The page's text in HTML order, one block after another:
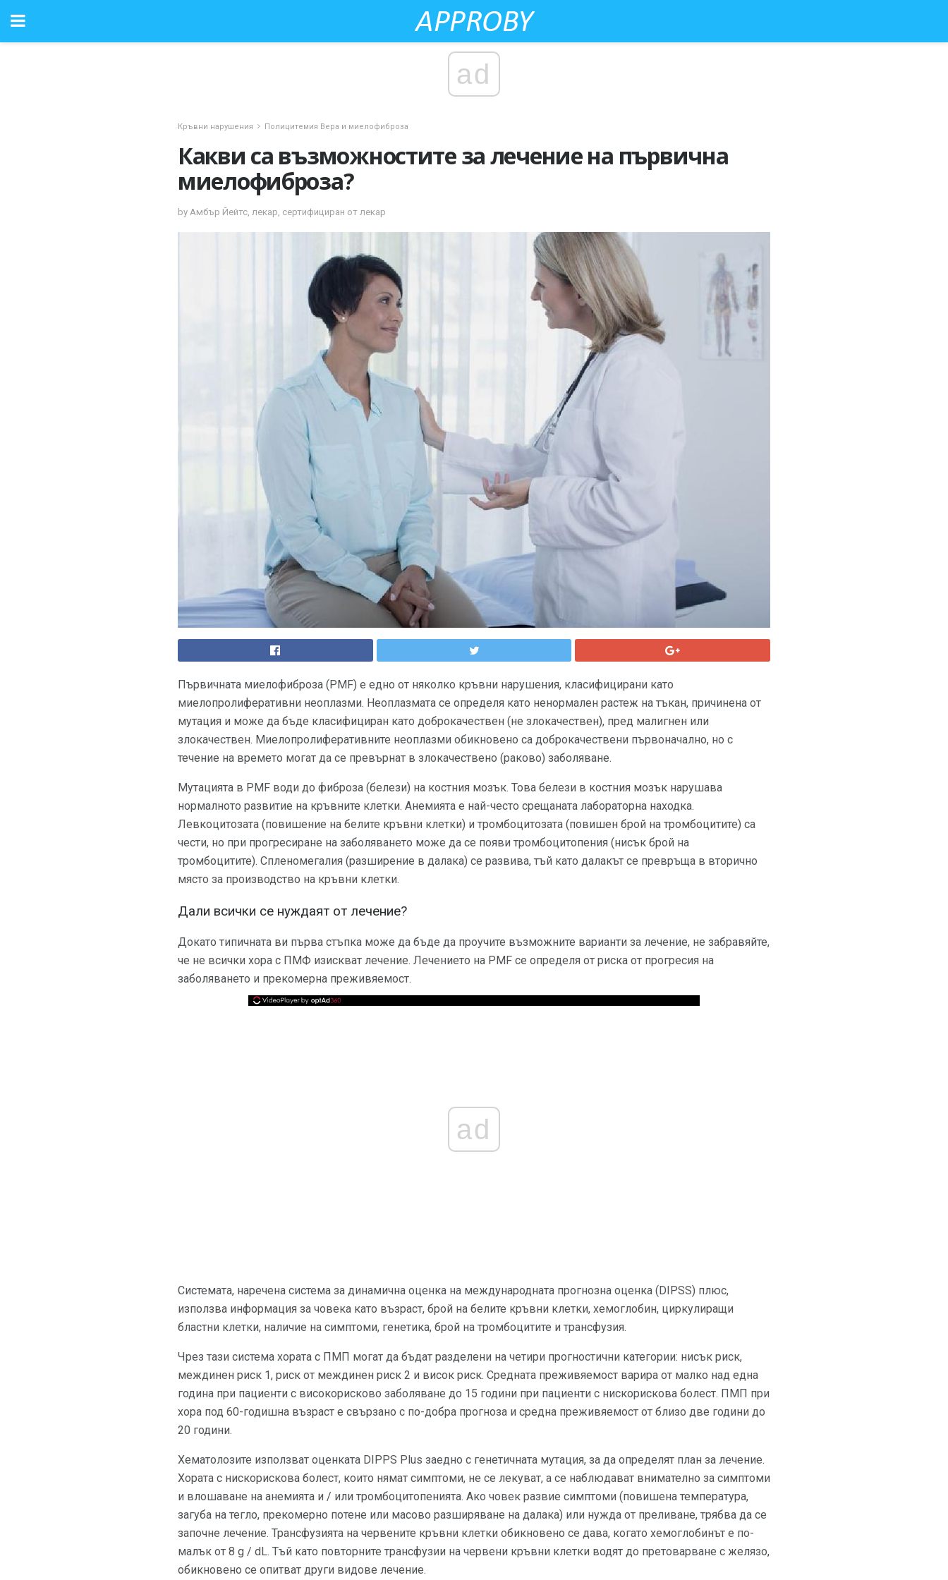
ad
Кръвни нарушения Полицитемия Вера и миелофиброза
Какви са възможностите за лечение на първична
миелофиброза?
by Амбър Йейтс, лекар, сертифициран от лекар
Първичната миелофиброза (PMF) е едно от няколко кръвни нарушения, класифицирани като
миелопролиферативни неоплазми. Неоплазмата се определя като ненормален растеж на тъкан, причинена от
мутация и може да бъде класифициран като доброкачествен (не злокачествен), пред малигнен или
злокачествен. Миелопролиферативните неоплазми обикновено са доброкачествени първоначално, но с
течение на времето могат да се превърнат в злокачествено (раково) заболяване.
Мутацията в PMF води до фиброза (белези) на костния мозък. Това белези в костния мозък нарушава
нормалното развитие на кръвните клетки. Анемията е най-често срещаната лабораторна находка.
Левкоцитозата (повишение на белите кръвни клетки) и тромбоцитозата (повишен брой на тромбоцитите) са
чести, но при прогресиране на заболяването може да се появи тромбоцитопения (нисък брой на
тромбоцитите). Спленомегалия (разширение в далака) се развива, тъй като далакът се превръща в вторично
място за производство на кръвни клетки.
Дали всички се нуждаят от лечение?
Докато типичната ви първа стъпка може да бъде да проучите възможните варианти за лечение, не забравяйте,
че не всички хора с ПМФ изискват лечение. Лечението на PMF се определя от риска от прогресия на
заболяването и прекомерна преживяемост.
ad
Системата, наречена система за динамична оценка на международната прогнозна оценка (DIPSS) плюс,
използва информация за човека като възраст, брой на белите кръвни клетки, хемоглобин, циркулиращи
бластни клетки, наличие на симптоми, генетика, брой на тромбоцитите и трансфузия.
Чрез тази система хората с ПМП могат да бъдат разделени на четири прогностични категории: нисък риск,
междинен риск 1, риск от междинен риск 2 и висок риск. Средната преживяемост варира от малко над една
година при пациенти с високорисково заболяване до 15 години при пациенти с нискорискова болест. ПМП при
хора под 60-годишна възраст е свързано с по-добра прогноза и средна преживяемост от близо две години до
20 години.
Хематолозите използват оценката DIPPS Plus заедно с генетичната мутация, за да определят план за лечение.
Хората с нискорискова болест, които нямат симптоми, не се лекуват, а се наблюдават внимателно за симптоми
и влошаване на анемията и / или тромбоцитопенията. Ако човек развие симптоми (повишена температура,
загуба на тегло, прекомерно потене или масово разширяване на далака) или нужда от преливане, трябва да се
започне лечение. Трансфузията на червените кръвни клетки обикновено се дава, когато хемоглобинът е по-
малък от 8 g / dL. Тъй като повторните трансфузии на червени кръвни клетки водят до претоварване с желязо,
обикновено се опитват други видове лечение.